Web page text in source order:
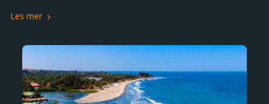
Les mer